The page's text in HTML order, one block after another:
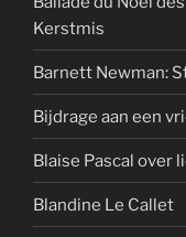
Kerstmis
Barnett Newman:
Bijdrage aan een
Blaise Pascal over
Blandine Le Callet